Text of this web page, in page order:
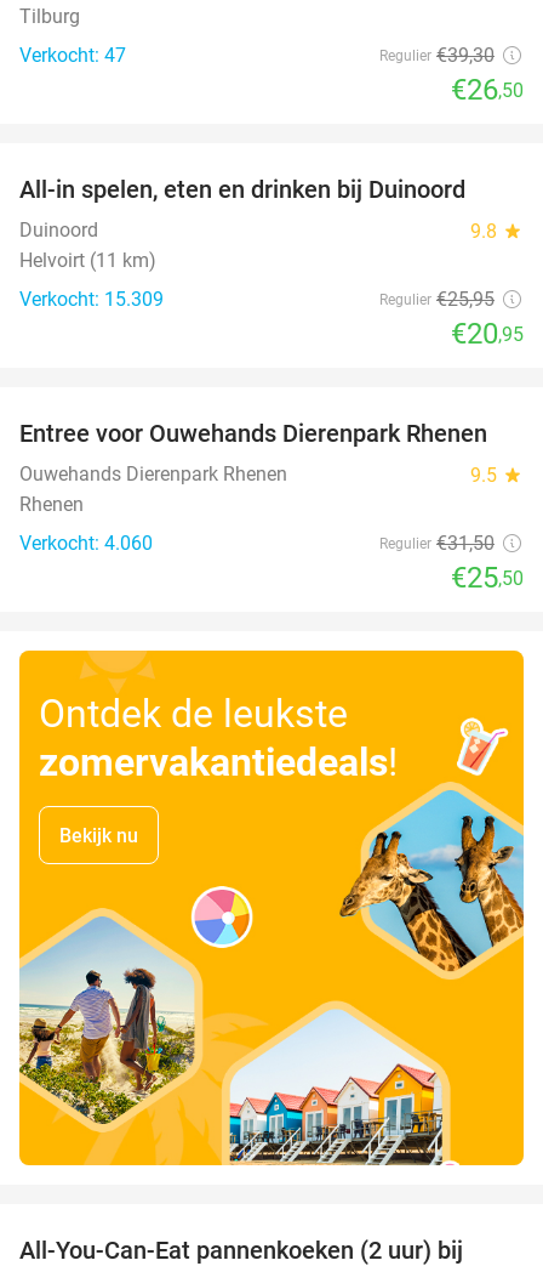
Tilburg
Verkocht: 47
Regulier €39,30
€26,50
All-in spelen, eten en drinken bij Duinoord
Duinoord 9.8 star
Helvoirt (11 km)
Verkocht: 15.309
Regulier €25,95
€20,95
19%
Entree voor Ouwehands Dierenpark Rhenen
Ouwehands Dierenpark Rhenen 9.5 star
Rhenen
Verkocht: 4.060
Regulier €31,50
€25,50
Ontdek de leukste
zomervakantiedeals!
Bekijk nu
All-You-Can-Eat pannenkoeken (2 uur) bij